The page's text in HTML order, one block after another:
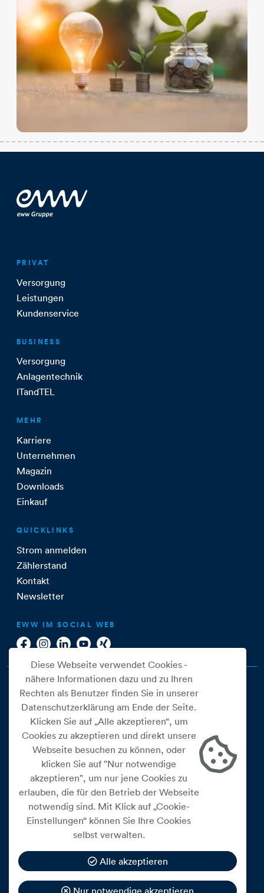
PRIVAT
Versorgung
Leistungen
Kundenservice
BUSINESS
Versorgung
Anlagentechnik
ITandTEL
MEHR
Karriere
Unternehmen
Magazin
Downloads
Einkauf
QUICKLINKS
Strom anmelden
Zählerstand
Kontakt
Newsletter
EWW IM SOCIAL WEB
Cookie Einstellungen
Datenschutz
Impressum
Widerrufsbelehrung
Medienfreiheitsgesetz
Barrierefreiheitserklärung
Hinweisgeberschutz
Diese Webseite verwendet Cookies -
nähere Informationen dazu und zu Ihren
Rechten als Benutzer finden Sie in unserer
Datenschutzerklärung am Ende der Seite.
Klicken Sie auf „Alle akzeptieren“, um
Cookies zu akzeptieren und direkt unsere
Webseite besuchen zu können, oder
klicken Sie auf "Nur notwendige
akzeptieren", um nur jene Cookies zu
erlauben, die für den Betrieb der Webseite
notwendig sind. Mit Klick auf „Cookie-
Einstellungen“ können Sie Ihre Cookies
selbst verwalten.
Alle akzeptieren
Nur notwendige akzeptieren